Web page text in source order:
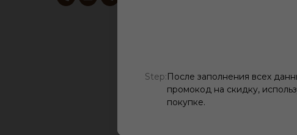
Step:После заполнения всех
промокод на скидку,
покупке.